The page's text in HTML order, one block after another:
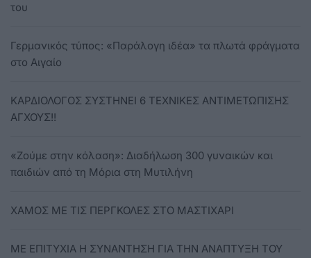
του
Γερμανικός τύπος: «Παράλογη ιδέα» τα πλωτά φράγματα
στο Αιγαίο
ΚΑΡΔΙΟΛΟΓΟΣ ΣΥΣΤΗΝΕΙ 6 ΤΕΧΝΙΚΕΣ ΑΝΤΙΜΕΤΩΠΙΣΗΣ
ΑΓΧΟΥΣ!!
«Ζούμε στην κόλαση»: Διαδήλωση 300 γυναικών και
παιδιών από τη Μόρια στη Μυτιλήνη
ΧΑΜΟΣ ΜΕ ΤΙΣ ΠΕΡΓΚΟΛΕΣ ΣΤΟ ΜΑΣΤΙΧΑΡΙ
ΜΕ ΕΠΙΤΥΧΙΑ Η ΣΥΝΑΝΤΗΣΗ ΓΙΑ ΤΗΝ ΑΝΑΠΤΥΞΗ ΤΟΥ